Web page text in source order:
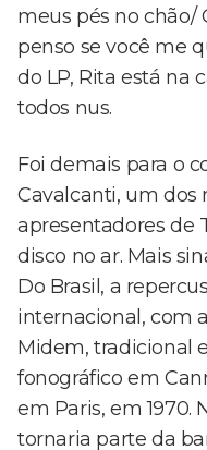
meus pés no chão/
penso se você me
do LP, Rita está na
todos nus.
Foi demais para o
Cavalcanti, um dos
apresentadores de
disco no ar. Mais
Do Brasil, a
internacional, com
Midem, tradicional
fonográfico em
em Paris, em 1970.
tornaria parte da